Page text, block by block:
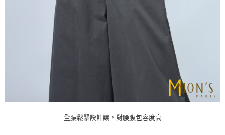
全腰鬆緊設計讓，對腰腹包容度高